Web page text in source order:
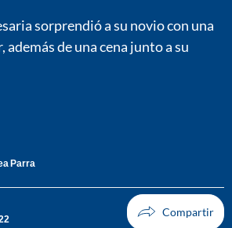
sorprendió a su novio con una
de una cena junto a su
Parra